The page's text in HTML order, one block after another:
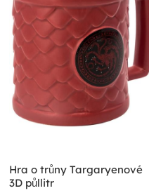
Hra o trůny Targaryenové
3D půllitr